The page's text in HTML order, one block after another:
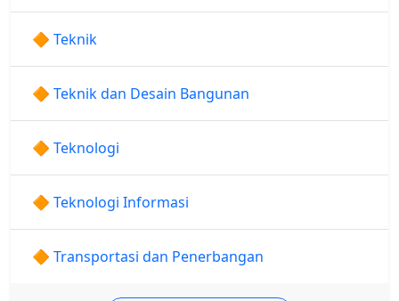
🔶 Teknik
🔶 Teknik dan Desain Bangunan
🔶 Teknologi
🔶 Teknologi Informasi
🔶 Transportasi dan Penerbangan